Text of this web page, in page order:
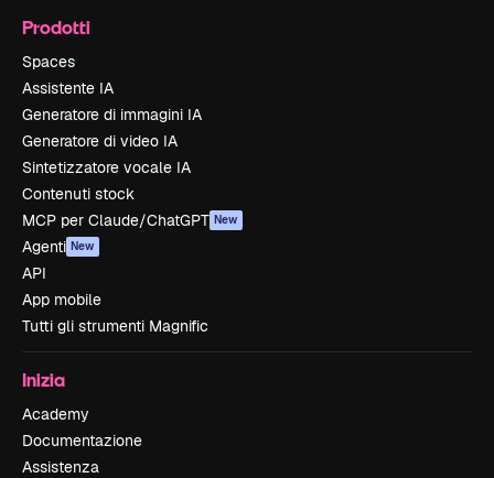
Prodotti
Spaces
Assistente IA
Generatore di immagini IA
Generatore di video IA
Sintetizzatore vocale IA
Contenuti stock
MCP per Claude/ChatGPT New
Agenti New
API
App mobile
Tutti gli strumenti Magnific
Inizia
Academy
Documentazione
Assistenza